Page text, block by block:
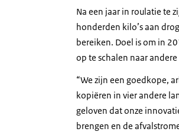
Na een jaar in roulatie te
honderden kilo’s aan
bereiken. Doel is om in
op te schalen naar
“We zijn een goedkope,
kopiëren in vier andere
geloven dat onze
brengen en de